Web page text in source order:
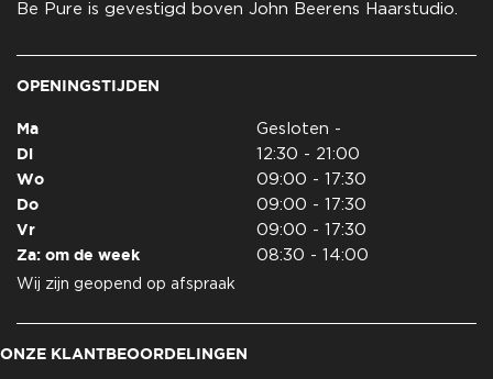
Be Pure is gevestigd boven John Beerens Haarstudio.
OPENINGSTIJDEN
Ma Gesloten -
Di 12:30 - 21:00
Wo 09:00 - 17:30
Do 09:00 - 17:30
Vr 09:00 - 17:30
Za: om de week 08:30 - 14:00
Wij zijn geopend op afspraak
ONZE KLANTBEOORDELINGEN